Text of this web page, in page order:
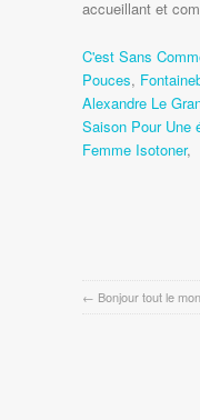
C'est Sans
Pouces,
Alexandre Le
Saison Pour Une
Femme Isotoner,
← Bonjour tout le